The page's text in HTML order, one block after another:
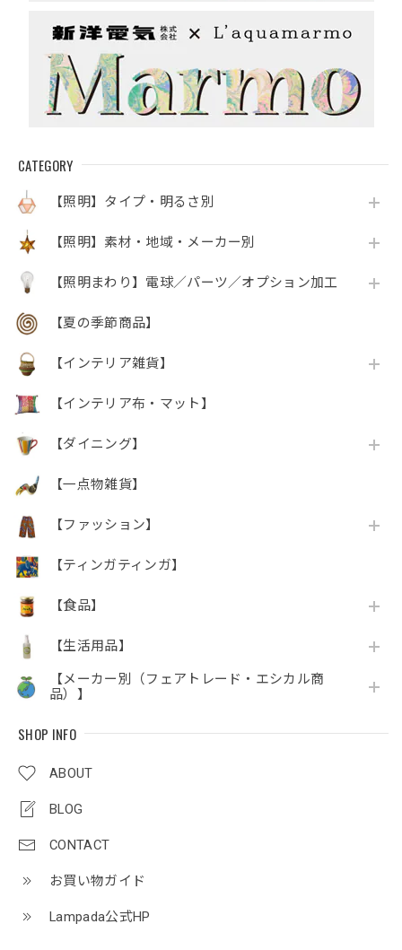
CATEGORY
【照明】タイプ・明るさ別
【照明】素材・地域・メーカー別
【照明まわり】電球／パーツ／オプション加工
【夏の季節商品】
【インテリア雑貨】
【インテリア布・マット】
【ダイニング】
【一点物雑貨】
【ファッション】
【ティンガティンガ】
【食品】
【生活用品】
【メーカー別（フェアトレード・エシカル商
品）】
SHOP INFO
ABOUT
BLOG
CONTACT
お買い物ガイド
Lampada公式HP